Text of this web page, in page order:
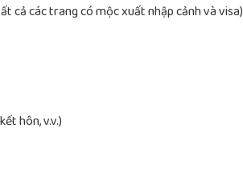
cả các trang có mộc xuất nhập cảnh và visa)
hôn, v.v.)